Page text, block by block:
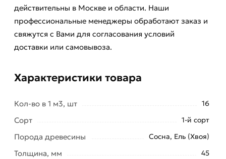
действительны в Москве и области. Наши
профессиональные менеджеры обработают заказ и
свяжутся с Вами для согласования условий
доставки или самовывоза.
Характеристики товара
Кол-во в 1 м3, шт 16
Сорт 1-й сорт
Порода древесины Сосна, Ель (Хвоя)
Толщина, мм 45